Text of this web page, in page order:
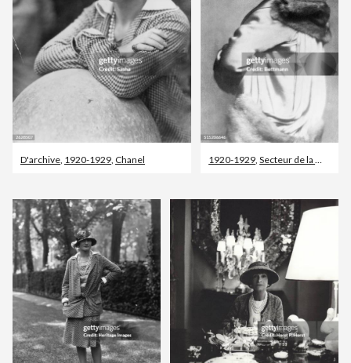
D'archive, 1920-1929, Chanel 1920-1929,Secteur de la mode